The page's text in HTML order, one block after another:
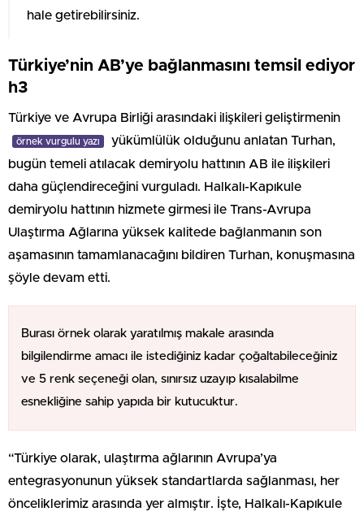
hale getirebilirsiniz.
Türkiye’nin AB’ye bağlanmasını temsil ediyor
h3
Türkiye ve Avrupa Birliği arasındaki ilişkileri geliştirmenin
örnek vurgulu yazı
yükümlülük olduğunu anlatan Turhan,
bugün temeli atılacak demiryolu hattının AB ile ilişkileri
daha güçlendireceğini vurguladı. Halkalı-Kapıkule
demiryolu hattının hizmete girmesi ile Trans-Avrupa
Ulaştırma Ağlarına yüksek kalitede bağlanmanın son
aşamasının tamamlanacağını bildiren Turhan, konuşmasına
şöyle devam etti.
Burası örnek olarak yaratılmış makale arasında
bilgilendirme amacı ile istediğiniz kadar çoğaltabileceğiniz
ve 5 renk seçeneği olan, sınırsız uzayıp kısalabilme
esnekliğine sahip yapıda bir kutucuktur.
“Türkiye olarak, ulaştırma ağlarının Avrupa’ya
entegrasyonunun yüksek standartlarda sağlanması, her
önceliklerimiz arasında yer almıştır. İşte, Halkalı-Kapıkule